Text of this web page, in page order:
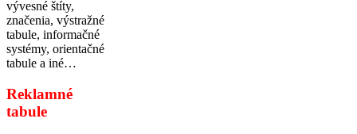
vývesné štíty,
značenia, výstražné
tabule, informačné
systémy, orientačné
tabule a iné…
Reklamné
tabule